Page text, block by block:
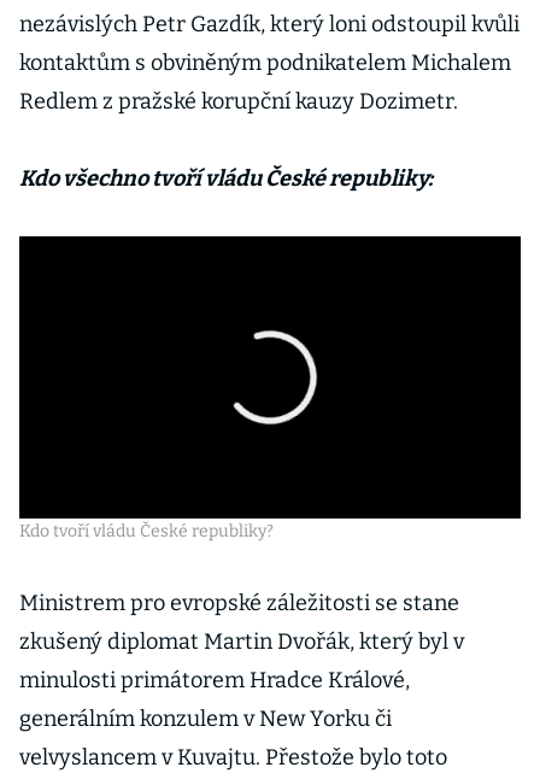
nezávislých Petr Gazdík, který loni odstoupil kvůli
kontaktům s obviněným podnikatelem Michalem
Redlem z pražské korupční kauzy Dozimetr.
Kdo všechno tvoří vládu České republiky:
Kdo tvoří vládu České republiky?
Ministrem pro evropské záležitosti se stane
zkušený diplomat Martin Dvořák, který byl v
minulosti primátorem Hradce Králové,
generálním konzulem v New Yorku či
velvyslancem v Kuvajtu. Přestože bylo toto